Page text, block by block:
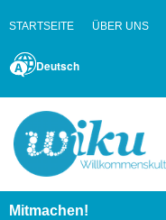
STARTSEITE ÜBER UNS
Deutsch
Mitmachen!